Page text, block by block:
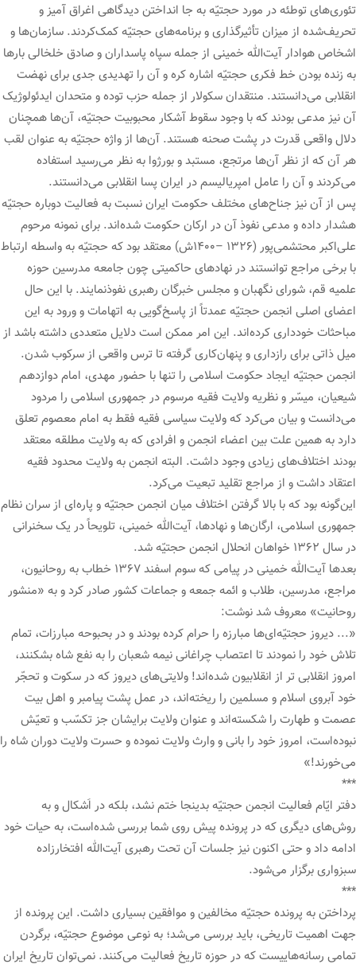
تئوری‌های توطئه در مورد حجتیّه به جا انداختن دیدگاهی اغراق آمیز و
تحریف‌شده از میزان تأثیرگذاری و برنامه‌های حجتیّه کمک‌کردند. سازمان‌ها و
اشخاص هوادار آیت‌الله خمینی از جمله سپاه پاسداران و صادق خلخالی بارها
به زنده بودن خط فکری حجتیّه اشاره کره و آن را تهدیدی جدی برای نهضت
انقلابی می‌دانستند. منتقدان سکولار از جمله حزب توده و متحدان ایدئولوژیک
آن نیز مدعی بودند که با وجود سقوط آشکار محبوبیت حجتیّه، آن‌ها همچنان
دلال واقعی قدرت در پشت صحنه هستند. آن‌ها از واژه حجتیّه به عنوان لقب
هر آن که از نظر آن‌ها مرتجع، مستبد و بورژوا به نظر می‌رسید استفاده
می‌کردند و آن را عامل امپریالیسم در ایران پسا انقلابی می‌دانستند.
پس از آن نیز جناح‌های مختلف حکومت ایران نسبت به فعالیت دوباره حجتیّه
هشدار داده و مدعی نفوذ آن در ارکان حکومت شده‌اند. برای نمونه مرحوم
علی‌اکبر محتشمی‌پور (۱۳۲۶ –۱۴۰۰ش) معتقد بود که حجتیّه به واسطه ارتباط
با برخی مراجع توانستند در نهادهای حاکمیتی چون جامعه مدرسین حوزه
علمیه قم، شورای نگهبان و مجلس خبرگان رهبری نفوذنمایند. با این حال
اعضای اصلی انجمن حجتیّه عمدتاً از پاسخ‌گویی به اتهامات و ورود به این
مباحثات خودداری کرده‌اند. این امر ممکن است دلایل متعددی داشته باشد از
میل ذاتی برای رازداری و پنهان‌کاری گرفته تا ترس واقعی از سرکوب شدن.
انجمن حجتیّه ایجاد حکومت اسلامی را تنها با حضور مهدی، امام دوازدهم
شیعیان، میسّر و نظریه ولایت فقیه مرسوم در جمهوری اسلامی را مردود
می‌دانست و بیان می‌کرد که ولایت سیاسی فقیه فقط به امام معصوم تعلق
دارد به همین علت بین اعضاء انجمن و افرادی که به ولایت مطلقه معتقد
بودند اختلاف‌های زیادی وجود داشت. البته انجمن به ولایت محدود فقیه
اعتقاد داشت و از مراجع تقلید تبعیت می‌کرد.
این‌گونه بود که با بالا گرفتن اختلاف میان انجمن حجتیّه و پاره‌ای از سران نظام
جمهوری اسلامی، ارگان‌ها و نهادها، آیت‌الله خمینی، تلویحاً در یک سخنرانی
در سال ۱۳۶۲ خواهان انحلال انجمن حجتیّه شد.
بعدها آیت‌الله خمینی در پیامی که سوم اسفند ۱۳۶۷ خطاب به روحانیون،
مراجع، مدرسین، طلاب و ائمه جمعه و جماعات کشور صادر کرد و به «منشور
روحانیت» معروف شد نوشت:
«... دیروز حجتیّه‌ای‌ها مبارزه را حرام کرده بودند و در بحبوحه مبارزات، تمام
تلاش خود را نمودند تا اعتصاب چراغانی نیمه شعبان را به نفع شاه بشکنند،
امروز انقلابی تر از انقلابیون شده‌اند! ولایتی‌های دیروز که در سکوت و تحجّر
خود آبروی اسلام و مسلمین را ریخته‌اند، در عمل پشت پیامبر و اهل بیت
عصمت و طهارت را شکسته‌اند و عنوان ولایت برایشان جز تکسّب و تعیّش
نبوده‌است، امروز خود را بانی و وارث ولایت نموده و حسرت ولایت دوران شاه را
می‌خورند!»
***
دفتر ایّام فعالیت انجمن حجتیّه بدینجا ختم نشد، بلکه در اَشکال و به
روش‌های دیگری که در پرونده پیش روی شما بررسی شده‌است، به حیات خود
ادامه داد و حتی اکنون نیز جلسات آن تحت رهبری آیت‌الله افتخارزاده
سبزواری برگزار می‌شود.
***
پرداختن به پرونده حجتیّه مخالفین و موافقین بسیاری داشت. این پرونده از
جهت اهمیت تاریخی، باید بررسی می‌شد؛ به نوعی موضوع حجتیّه، برگردن
تمامی رسانه‌هاییست که در حوزه تاریخ فعالیت می‌کنند. نمی‌توان تاریخ ایران